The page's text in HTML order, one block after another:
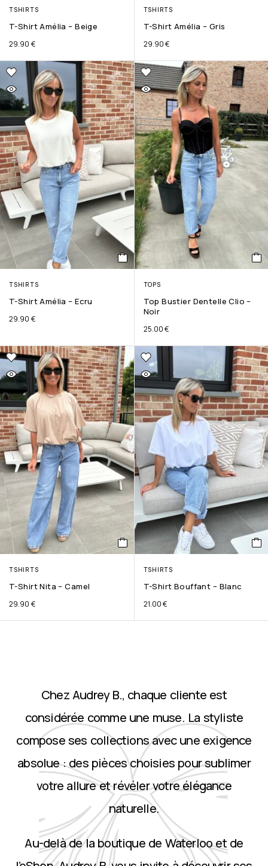
TSHIRTS
T-Shirt Amélia – Beige
29.90 €
TSHIRTS
T-Shirt Amélia – Gris
29.90€
TSHIRTS
T-Shirt Amélia – Ecru
29.90 €
TOPS
Top Bustier Dentelle Clio –
Noir
25.00€
TSHIRTS
T-Shirt Nita – Camel
29.90 €
TSHIRTS
T-Shirt Bouffant – Blanc
21.00€
Chez Audrey B., chaque cliente est
considérée comme une muse. La styliste
compose ses collections avec une exigence
absolue : des pièces choisies pour sublimer
votre allure et révéler votre élégance
naturelle.
Au-delà de la boutique de Waterloo et de